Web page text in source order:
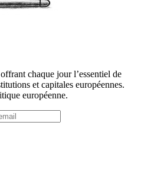
chaque jour l’essentiel de
et capitales européennes.
européenne.